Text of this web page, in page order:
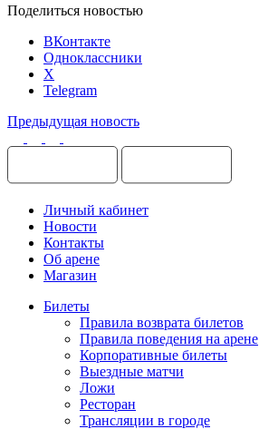
Поделиться новостью
ВКонтакте
Одноклассники
X
Telegram
Предыдущая новость
Личный кабинет
Новости
Контакты
Об арене
Магазин
Билеты
Правила возврата билетов
Правила поведения на арене
Корпоративные билеты
Выездные матчи
Ложи
Ресторан
Трансляции в городе